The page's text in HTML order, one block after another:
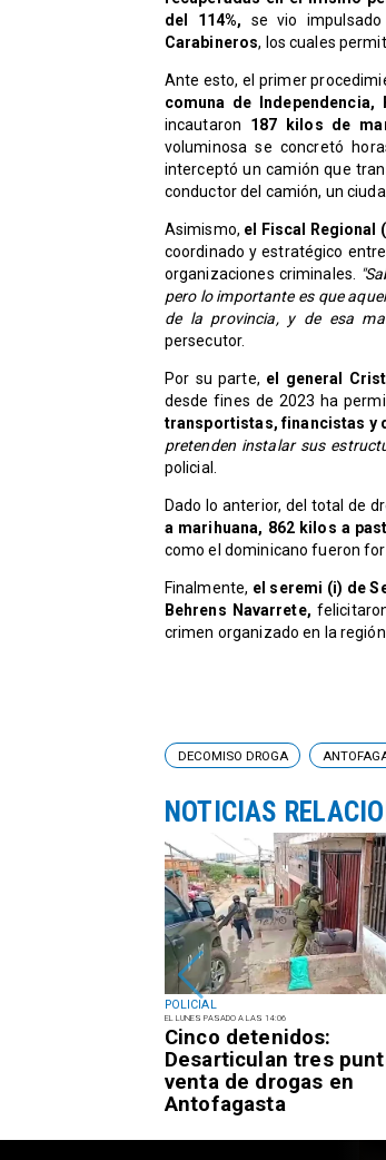
del 114%, se vio
Carabineros, los cuales
Ante esto, el primer
comuna de Independencia,
incautaron 187 kilos de
voluminosa se concretó
interceptó un camión que
conductor del camión, un
Asimismo, el Fiscal Regional
coordinado y estratégico entre
organizaciones criminales.
pero lo importante es que
de la provincia, y de esa
persecutor.
Por su parte, el general
desde fines de 2023 ha
transportistas, financistas y
pretenden instalar sus
policial.
Dado lo anterior, del total de
a marihuana, 862 kilos a
como el dominicano fueron
Finalmente, el seremi (i) de
Behrens Navarrete,
crimen organizado en la región.
POLICIAL
EL LUNES PASADO A LAS 14:06
Cinco detenidos:
Desarticulan tres
venta de drogas en
Antofagasta
DECOMISO DROGA
NOTICIAS